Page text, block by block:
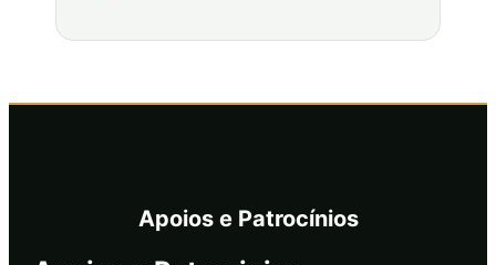
Apoios e Patrocínios